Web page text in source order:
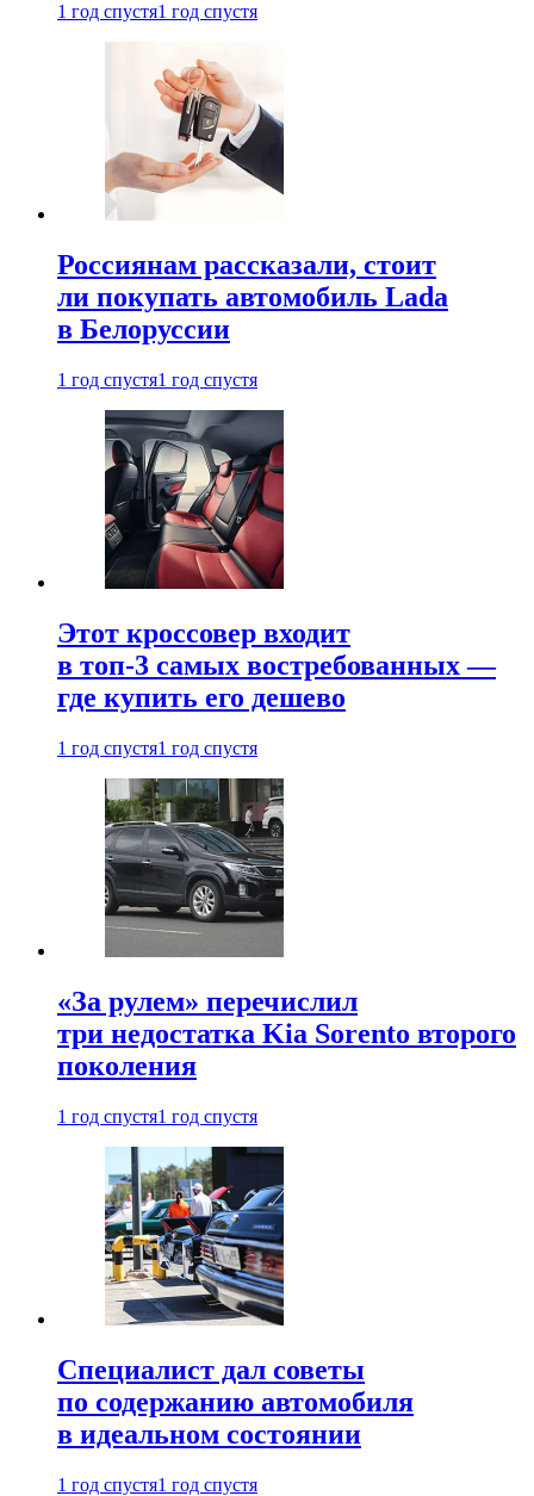
1 год спустя1 год спустя
Россиянам рассказали, стоит
ли покупать автомобиль Lada
в Белоруссии
1 год спустя1 год спустя
Этот кроссовер входит
в топ-3 самых востребованных —
где купить его дешево
1 год спустя1 год спустя
«За рулем» перечислил
три недостатка Kia Sorento второго
поколения
1 год спустя1 год спустя
Специалист дал советы
по содержанию автомобиля
в идеальном состоянии
1 год спустя1 год спустя